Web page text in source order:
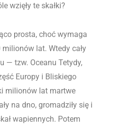
wzięły te skałki?
prosta, choć wymaga
lat. Wtedy cały
— tzw. Oceanu Tetydy,
Europy i Bliskiego
milionów lat martwe
na dno, gromadziły się i
wapiennych. Potem